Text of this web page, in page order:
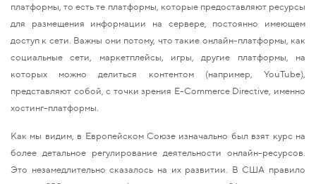
платформы, то есть те платформы, которые предоставляют ресурсы
для размещения информации на сервере, постоянно имеющем
доступ к сети. Важны они потому, что такие онлайн-платформы, как
социальные сети, маркетплейсы, игры, другие платформы, на
которых можно делиться контентом (например, YouTube),
представляют собой, с точки зрения E-Commerce Directive, именно
хостинг-платформы.
Как мы видим, в Европейском Союзе изначально был взят курс на
более детальное регулирование деятельности онлайн-ресурсов.
Это незамедлительно сказалось на их развитии. В США правило